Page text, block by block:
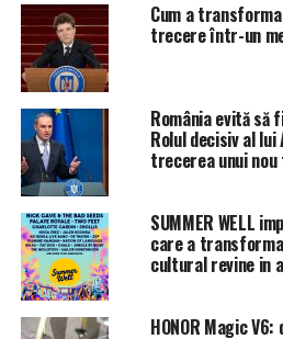
ARTICOLE PE ACEIASI TEMA:
URMATORUL
Primaria Capitalei pune
autoturismelor în București |
NU RATATI
Ce se întâmplă cu lucrurile
evacuări silite | BacauAZI
Cum a
trecere într-un
România evită să
Rolul decisiv al lui
trecerea unui
SUMMER WELL
care a
cultural revine in
HONOR Magic